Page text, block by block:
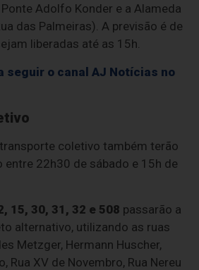
Adolfo Konder e a Alameda
das Palmeiras). A previsão é de
liberadas até as 15h.
seguir o canal AJ Notícias no
coletivo também terão
22h30 de sábado e 15h de
15, 30, 31, 32 e 508 passarão a
alternativo, utilizando as ruas
Metzger, Hermann Huscher,
Rua XV de Novembro, Rua Nereu